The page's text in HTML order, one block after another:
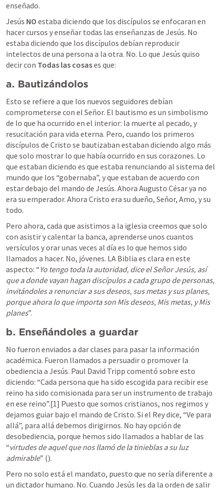
enseñado.
Jesús NO estaba diciendo que los discípulos se enfocaran en
hacer cursos y enseñar todas las enseñanzas de Jesús. No
estaba diciendo que los discípulos debían reproducir
intelectos de una persona a la otra. No. Lo que Jesús quiso
decir con Todas las cosas es que:
a. Bautizándolos
Esto se refiere a que los nuevos seguidores debían
comprometerse con el Señor. El bautismo es un simbolismo
de lo que ha ocurrido en el interior: la muerte al pecado, y
resucitación para vida eterna. Pero, cuando los primeros
discípulos de Cristo se bautizaban estaban diciendo algo más
que solo mostrar lo que había ocurrido en sus corazones. Lo
que estaban diciendo es que estaba renunciando al sistema del
mundo que los “gobernaba”, y que estaban de acuerdo con
estar debajo del mando de Jesús. Ahora Augusto César ya no
era su emperador. Ahora Cristo era su dueño, Señor, Amo, y su
todo.
Pero ahora, cada que asistimos a la iglesia creemos que solo
con asistir y calentar la banca, aprenderse unos cuantos
versículos y orar unas veces al día es lo que hemos sido
llamados a hacer. No, jóvenes. LA Biblia es clara en este
aspecto: “Yo tengo toda la autoridad, dice el Señor Jesús, así
que a donde vayan hagan discípulos a cada grupo de personas,
invitándoles a renunciar a sus deseos, sus metas y sus planes,
porque ahora lo que importa son Mis deseos, Mis metas, y Mis
planes”.
b. Enseñándoles a guardar
No fueron enviados a dar clases para pasar la información
académica. Fueron llamados a persuadir o promover la
obediencia a Jesús. Paul David Tripp comentó sobre esto
diciendo: “Cada persona que ha sido escogida para recibir ese
reino ha sido comisionada para ser un instrumento de trabajo
en ese reino”.[1] Puesto que somos cristianos, nos regimos y
dejamos guiar bajo el mando de Cristo. Si el Rey dice, “Ve para
allá”, para allá debemos dirigirnos. No hay opción de
desobediencia, porque hemos sido llamados a hablar de las
“virtudes de aquel que nos llamó de la tinieblas a su luz
admirable” ().
Pero no solo está el mandato, puesto que no sería diferente a
un dictador humano. No. Cuando Jesús les da la orden de salir